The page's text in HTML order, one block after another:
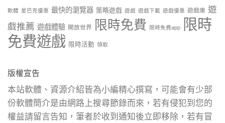
軟體 星巴克優惠 最快的瀏覽器 策略遊戲 遊戲 遊戲下載 遊戲優惠 遊戲庫 遊
戲推薦 遊戲體驗 開放世界 限時免費 限時免費app
限時
免費遊戲 限時活動 領取
版權宣告
本站軟體、資源介紹皆為小編精心撰寫，可能會有少部
份軟體簡介是由網路上搜尋節錄而來，若有侵犯到您的
權益請留言告知，筆者於收到通知後立即移除，若有冒